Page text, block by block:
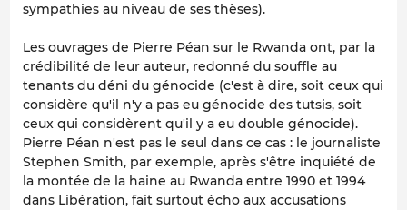
sympathies au niveau de ses thèses).
Les ouvrages de Pierre Péan sur le Rwanda ont, par la
crédibilité de leur auteur, redonné du souffle au
tenants du déni du génocide (c'est à dire, soit ceux qui
considère qu'il n'y a pas eu génocide des tutsis, soit
ceux qui considèrent qu'il y a eu double génocide).
Pierre Péan n'est pas le seul dans ce cas : le journaliste
Stephen Smith, par exemple, après s'être inquiété de
la montée de la haine au Rwanda entre 1990 et 1994
dans Libération, fait surtout écho aux accusations